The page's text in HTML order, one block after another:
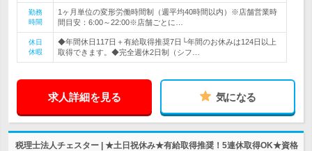
勤務
時間
1ヶ月単位の変形労働時間制（週平均40時間以内）※店舗営業時
間目安：6:00～22:00※店舗ごとに…
休日
休暇
◆年間休日117日＋有給取得推奨7日└年間のお休みは124日以上
取得できます。◆完全週休2日制（シフ…
求人詳細を見る 気になる
税理士法人チェスター | ★土日祝休み★有給取得推奨！5連休取得OK★資格